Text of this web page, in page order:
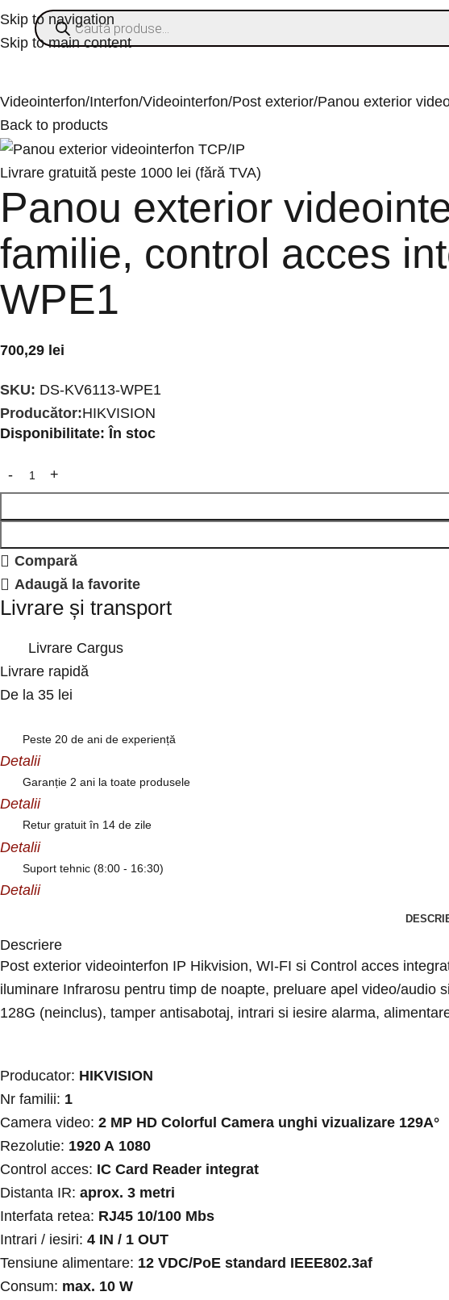
Skip to navigation
Skip to main content
Videointerfon/Interfon Videointerfon Post exterior Panou exterior
Back to products
Livrare gratuită peste 1000 lei (fără TVA)
Panou exterior
familie, control acces
WPE1
700,29 lei
SKU: DS-KV6113-WPE1
Producător:HIKVISION
Disponibilitate: În stoc
Compară
Adaugă la favorite
Livrare și transport
Livrare Cargus
Livrare rapidă
De la 35 lei
Peste 20 de ani de experiență
Detalii
Garanție 2 ani la toate produsele
Detalii
Retur gratuit în 14 de zile
Detalii
Suport tehnic (8:00 - 16:30)
Detalii
Descriere
Post exterior videointerfon IP Hikvision, WI-FI si Control acces
iluminare Infrarosu pentru timp de noapte, preluare apel video/
128G (neinclus), tamper antisabotaj, intrari si iesire alarma,
Producator: HIKVISION
Nr familii: 1
Camera video: 2 MP HD Colorful Camera unghi vizualizare 129A°
Rezolutie: 1920 A 1080
Control acces: IC Card Reader integrat
Distanta IR: aprox. 3 metri
Interfata retea: RJ45 10/100 Mbs
Intrari / iesiri: 4 IN / 1 OUT
Tensiune alimentare: 12 VDC/PoE standard IEEE802.3af
Consum: max. 10 W